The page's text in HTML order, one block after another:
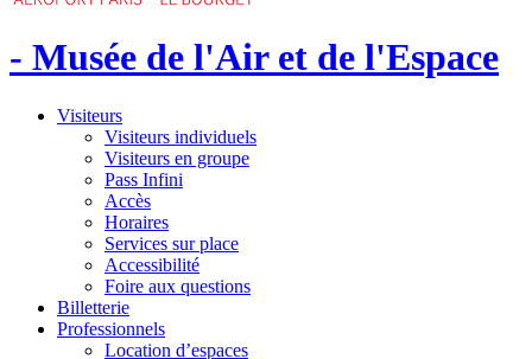
- Musée de l'Air et de l'Espace
Visiteurs
Visiteurs individuels
Visiteurs en groupe
Pass Infini
Accès
Horaires
Services sur place
Accessibilité
Foire aux questions
Billetterie
Professionnels
Location d’espaces